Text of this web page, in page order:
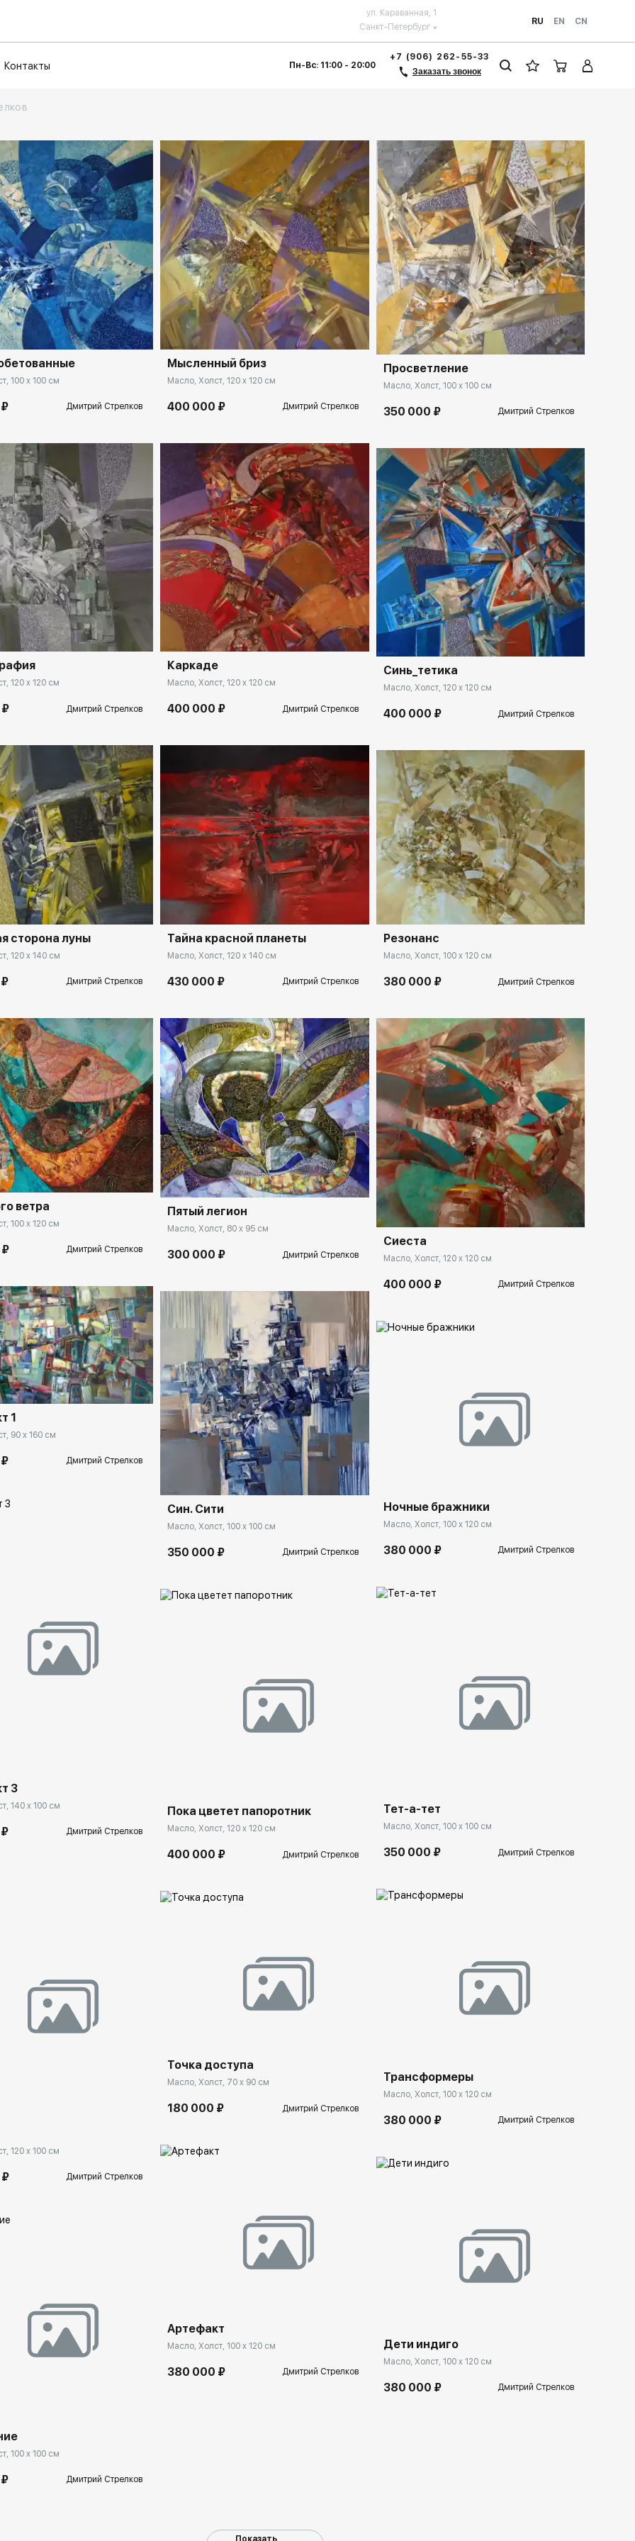
Санкт-Петербург
ул. Караванная, 1
RU
EN CN
Контакты Пн-Вс: 11:00 - 20:00
+7 (906) 262-55-33
Заказать звонок
spb.rakovgallery.ru
100 x 100 см
Дмитрий Стрелков
spb.rakovgallery.ru
120 x 120 см
Дмитрий Стрелков
spb.rakovgallery.ru
сторона луны
120 x 140 см
Дмитрий Стрелков
spb.rakovgallery.ru
ветра
100 x 120 см
Дмитрий Стрелков
spb.rakovgallery.ru
1
90 x 160 см
Дмитрий Стрелков
3
140 x 100 см
Дмитрий Стрелков
120 x 100 см
Дмитрий Стрелков
100 x 100 см
Дмитрий Стрелков
Домен: spb.rakovgallery.ru
Мысленный бриз
Масло, Холст, 120 x 120 см
400 000 ₽ Дмитрий Стрелков
Домен: spb.rakovgallery.ru
Каркаде
Масло, Холст, 120 x 120 см
400 000 ₽ Дмитрий Стрелков
Домен: spb.rakovgallery.ru
Тайна красной планеты
Масло, Холст, 120 x 140 см
430 000 ₽ Дмитрий Стрелков
Домен: spb.rakovgallery.ru
Пятый легион
Масло, Холст, 80 x 95 см
300 000 ₽ Дмитрий Стрелков
spb.rakovgallery.ru
Син. Сити
Масло, Холст, 100 x 100 см
350 000 ₽ Дмитрий Стрелков
Пока цветет папоротник
Масло, Холст, 120 x 120 см
400 000 ₽ Дмитрий Стрелков
spb.rakovgallery.ru
Точка доступа
Масло, Холст, 70 x 90 см
180 000 ₽ Дмитрий Стрелков
spb.rakovgallery.ru
Артефакт
Масло, Холст, 100 x 120 см
380 000 ₽ Дмитрий Стрелков
Домен: spb.rakovgallery.ru
Просветление
Масло, Холст, 100 x 100 см
350 000 ₽ Дмитрий Стрелков
Домен: spb.rakovgallery.ru
Синь_тетика
Масло, Холст, 120 x 120 см
400 000 ₽ Дмитрий Стрелков
Домен: spb.rakovgallery.ru
Резонанс
Масло, Холст, 100 x 120 см
380 000 ₽ Дмитрий Стрелков
Домен: spb.rakovgallery.ru
Сиеста
Масло, Холст, 120 x 120 см
400 000 ₽ Дмитрий Стрелков
spb.rakovgallery.ru
Ночные бражники
Масло, Холст, 100 x 120 см
380 000 ₽ Дмитрий Стрелков
Тет-а-тет
Масло, Холст, 100 x 100 см
350 000 ₽ Дмитрий Стрелков
spb.rakovgallery.ru
Трансформеры
Масло, Холст, 100 x 120 см
380 000 ₽ Дмитрий Стрелков
spb.rakovgallery.ru
Дети индиго
Масло, Холст, 100 x 120 см
380 000 ₽ Дмитрий Стрелков
Показать